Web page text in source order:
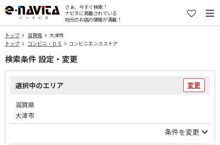
さぁ、今すぐ検索！
ナビタに掲載されている
地元のお店の情報が満載！
トップ 滋賀県
大津市
トップ
コンビニ・ＤＳ コンビニエンスストア
検索条件 設定・変更
選択中のエリア 変更
滋賀県
大津市
条件を変更